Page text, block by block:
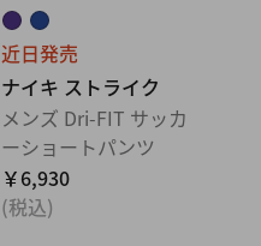
近日発売
ナイキ ストライク
メンズ Dri-FIT サッカ
ーショートパンツ
￥6,930
(税込)